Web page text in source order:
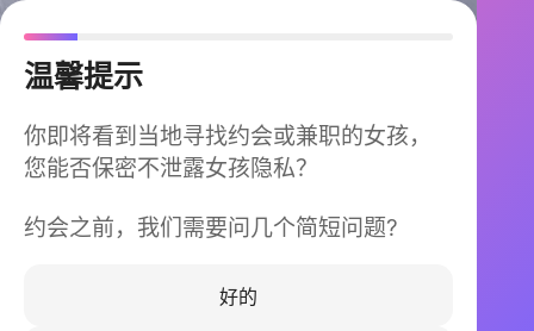
温馨提示
你即将看到当地寻找约会或兼职的女孩，
您能否保密不泄露女孩隐私？
约会之前，我们需要问几个简短问题?
好的
今晚不再孤单
同城快速匹配，马上认识身边的TA